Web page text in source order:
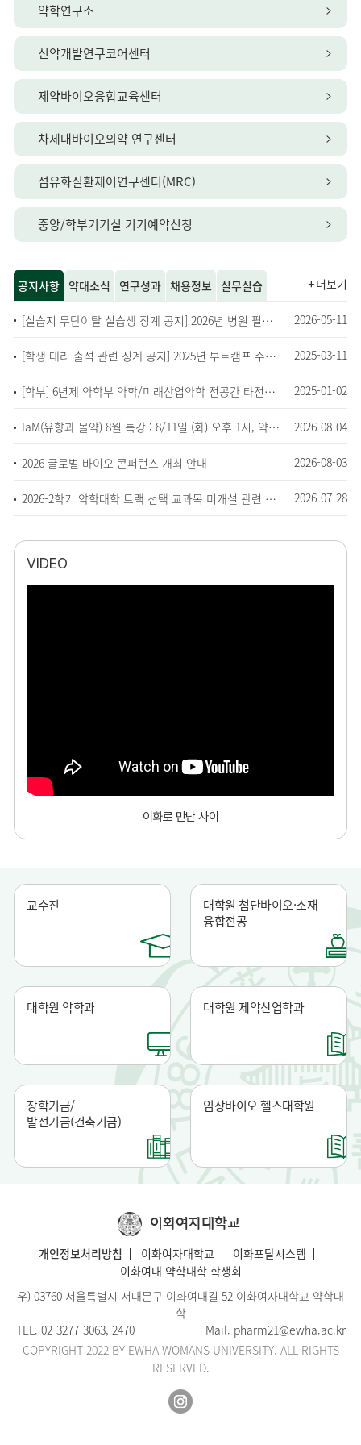
교수진
대학원 첨단바이오·소재
융합전공
대학원 약학과 대학원 제약산업학과
장학기금/
발전기금(건축기금)
임상바이오 헬스대학원
약학연구소
신약개발연구코어센터
제약바이오융합교육센터
차세대바이오의약 연구센터
섬유화질환제어연구센터(MRC)
중앙/학부기기실 기기예약신청
공지사항 약대소식 연구성과 채용정보 실무실습
[실습지 무단이탈 실습생 징계 공지] 2026년 병원 필수실무실습 관련 2026-05-11
[학생 대리 출석 관련 징계 공지] 2025년 부트캠프 수업관련 2025-03-11
[학부] 6년제 약학부 약학/미래산업약학 전공간 타전공인정 교과목 설정 안내 2025-01-02
IaM(유향과 몰약) 8월 특강 : 8/11일 (화) 오후 1시, 약A 400호 2026-08-04
2026 글로벌 바이오 콘퍼런스 개최 안내 2026-08-03
2026-2학기 약학대학 트랙 선택 교과목 미개설 관련 안내 (타 교과목 인정) 2026-07-28
더보기
VIDEO
이화로 만난 사이
이화여자대학교
개인정보처리방침 이화여자대학교
이화포탈시스템
이화여대 약학대학 학생회
우) 03760 서울특별시 서대문구 이화여대길 52 이화여자대학교 약학대
학
TEL. 02-3277-3063, 2470Mail. pharm21@ewha.ac.kr
COPYRIGHT 2022 BY EWHA WOMANS UNIVERSITY. ALL RIGHTS
RESERVED.